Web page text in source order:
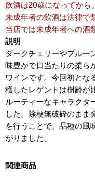
飲酒は20歳になってから。
未成年者の飲酒は法律で
当店では未成年者への酒
説明
ダークチェリーやプルー
味豊かで口当たりの柔ら
ワインです。今回初とな
穫したレゲントは樹齢が
ルーティーなキャラクタ
した。除梗無破砕のまま
を行うことで、品種の風
がりました。
関連商品